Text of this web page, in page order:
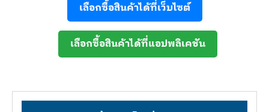
เลือกซื้อสินค้าได้ที่เว็บไซต์
เลือกซื้อสินค้าได้ที่แอปพลิเคชัน